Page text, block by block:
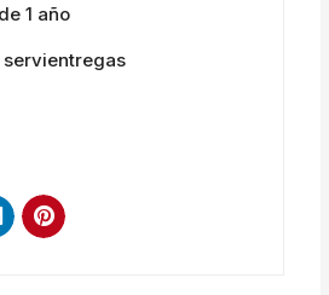
1 año
servientregas